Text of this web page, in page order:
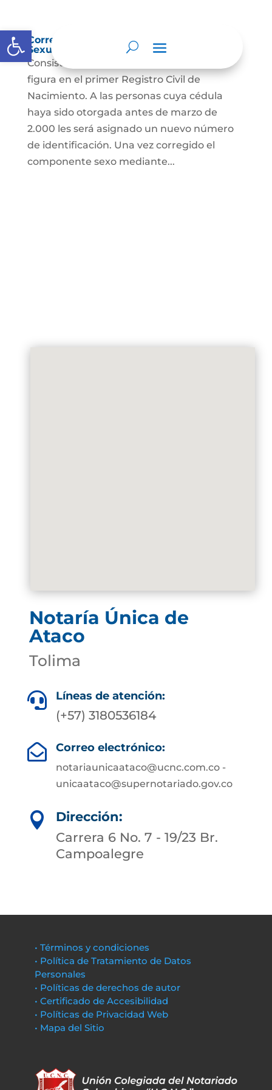
Abrir barra de herramientas
Corrección Componente de Identidad
Sexual en el Registro Civil de Nacimiento
Consiste en el cambio legal del sexo que
figura en el primer Registro Civil de
Nacimiento. A las personas cuya cédula
haya sido otorgada antes de marzo de
2.000 les será asignado un nuevo número
de identificación. Una vez corregido el
componente sexo mediante...
Notaría Única de
Ataco
Tolima
 Líneas de atención:
(+57) 3180536184
 Correo electrónico:
notariaunicaataco@ucnc.com.co -
unicaataco@supernotariado.gov.co

Dirección:
Carrera 6 No. 7 - 19/23 Br.
Campoalegre
• Términos y condiciones
• Política de Tratamiento de Datos
Personales
• Políticas de derechos de autor
• Certificado de Accesibilidad
• Políticas de Privacidad Web
• Mapa del Sitio